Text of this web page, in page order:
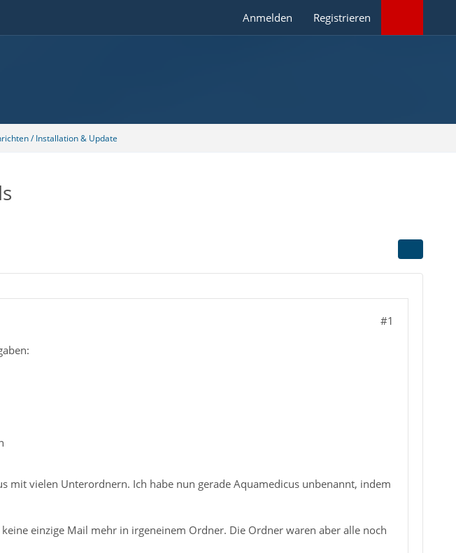
Anmelden Registrieren
/ Installation & Update
#1
mit vielen Unterordnern. Ich habe nun gerade Aquamedicus unbenannt, indem
einzige Mail mehr in irgeneinem Ordner. Die Ordner waren aber alle noch